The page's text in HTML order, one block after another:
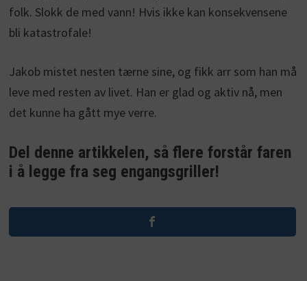
folk. Slokk de med vann! Hvis ikke kan konsekvensene
bli katastrofale!
Jakob mistet nesten tærne sine, og fikk arr som han må
leve med resten av livet. Han er glad og aktiv nå, men
det kunne ha gått mye verre.
Del denne artikkelen, så flere forstår faren
i å legge fra seg engangsgriller!